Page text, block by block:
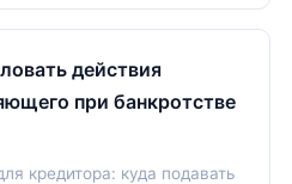
действия
при банкротстве
кредитора: куда подавать